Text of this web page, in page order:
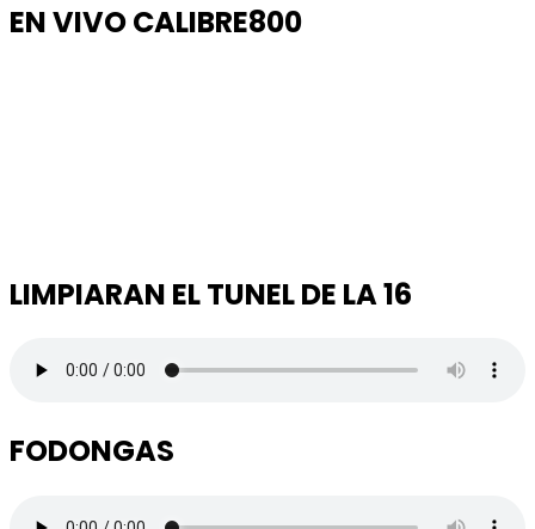
EN VIVO CALIBRE800
LIMPIARAN EL TUNEL DE LA 16
FODONGAS